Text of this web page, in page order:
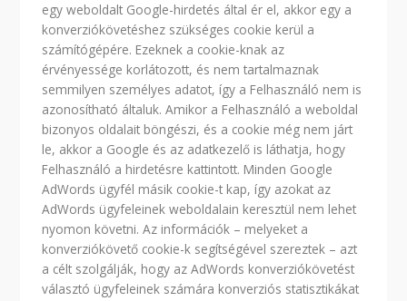
egy weboldalt Google-hirdetés által ér el, akkor egy a
konverziókövetéshez szükséges cookie kerül a
számítógépére. Ezeknek a cookie-knak az
érvényessége korlátozott, és nem tartalmaznak
semmilyen személyes adatot, így a Felhasználó nem is
azonosítható általuk. Amikor a Felhasználó a weboldal
bizonyos oldalait böngészi, és a cookie még nem járt
le, akkor a Google és az adatkezelő is láthatja, hogy
Felhasználó a hirdetésre kattintott. Minden Google
AdWords ügyfél másik cookie-t kap, így azokat az
AdWords ügyfeleinek weboldalain keresztül nem lehet
nyomon követni. Az információk – melyeket a
konverziókövető cookie-k segítségével szereztek – azt
a célt szolgálják, hogy az AdWords konverziókövetést
választó ügyfeleinek számára konverziós statisztikákat